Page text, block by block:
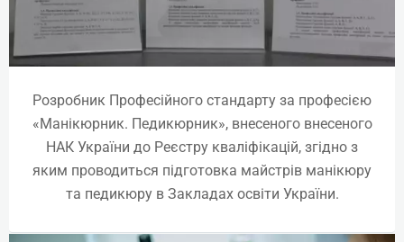
Розробник Професійного стандарту за професією
«Манікюрник. Педикюрник», внесеного внесеного
НАК України до Реєстру кваліфікацій, згідно з
яким проводиться підготовка майстрів манікюру
та педикюру в Закладах освіти України.